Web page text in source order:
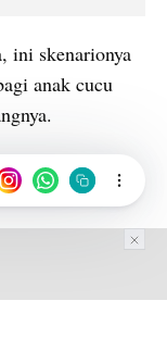
ini skenarionya
anak cucu